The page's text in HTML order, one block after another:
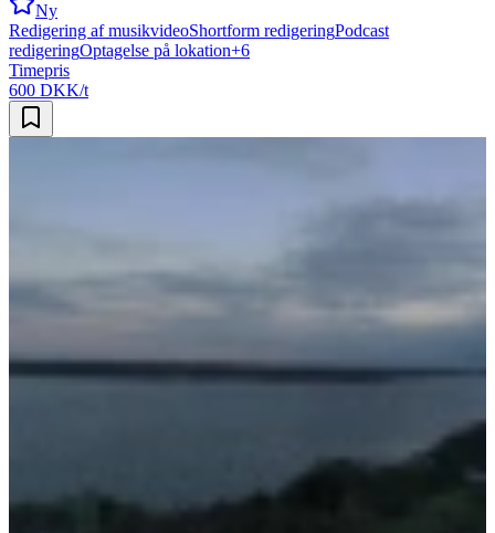
Ny
Redigering af musikvideoShortform redigeringPodcast
redigeringOptagelse på lokation+6
Timepris
600 DKK/t